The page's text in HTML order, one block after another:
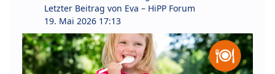
Letzter Beitrag von Eva – HiPP Forum
19. Mai 2026 17:13